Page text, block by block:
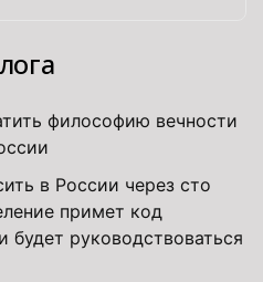
философию вечности
в России через сто
примет код
будет руководствоваться